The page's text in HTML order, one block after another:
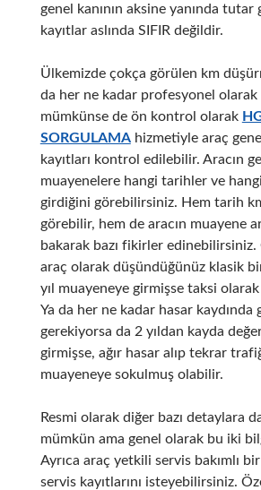
genel kanının aksine yanında tutar
kayıtlar aslında SIFIR değildir.
Ülkemizde çokça görülen km
da her ne kadar profesyonel olarak
mümkünse de ön kontrol olarak
SORGULAMAhizmetiyle araç
kayıtları kontrol edilebilir. Aracın
muayenelere hangi tarihler ve
girdiğini görebilirsiniz. Hem tarih km
görebilir, hem de aracın muayene
bakarak bazı fikirler
araç olarak düşündüğünüz klasik
yıl muayeneye girmişse taksi olarak
Ya da her ne kadar hasar kaydında
gerekiyorsa da 2 yıldan kayda
girmişse, ağır hasar alıp tekrar
muayeneye sokulmuş olabilir.
Resmi olarak diğer bazı detaylara
mümkün ama genel olarak bu iki
Ayrıca araç yetkili servis bakımlı
servis kayıtlarını isteyebilirsiniz.